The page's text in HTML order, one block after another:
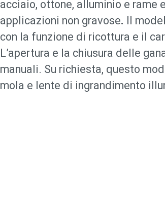
acciaio, ottone, alluminio e rame
applicazioni non gravose. Il
con la funzione di ricottura e il
L’apertura e la chiusura delle
manuali. Su richiesta, questo
mola e lente di ingrandimento